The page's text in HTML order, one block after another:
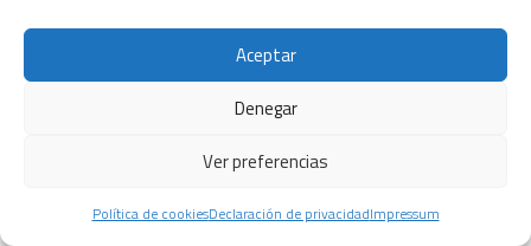
Aceptar
Denegar
Ver preferencias
Política de cookiesDeclaración de privacidadImpressum
sueño
enfermedades
La prevención,
los avances
claves para la
insignia para
sistema